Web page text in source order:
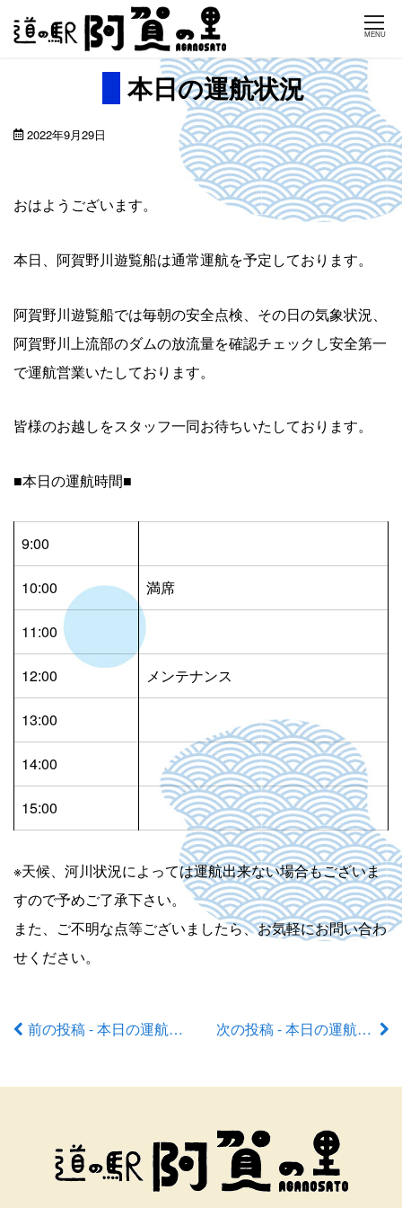
Skip
MENU
本日の運航状況
2022年9月29日
おはようございます。
本日、阿賀野川遊覧船は通常運航を予定しております。
阿賀野川遊覧船では毎朝の安全点検、その日の気象状況、
阿賀野川上流部のダムの放流量を確認チェックし安全第一
で運航営業いたしております。
皆様のお越しをスタッフ一同お待ちいたしております。
■本日の運航時間■
9:00
10:00 満席
11:00
12:00 メンテナンス
13:00
14:00
15:00
※天候、河川状況によっては運航出来ない場合もございま
すので予めご了承下さい。
また、ご不明な点等ございましたら、お気軽にお問い合わ
せください。
前前の投稿 - 本日の運航状況 次の投稿 - 本日の運航状況